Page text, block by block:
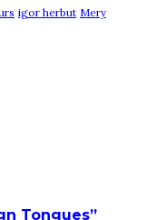
igor herbut Mery
Tongues”